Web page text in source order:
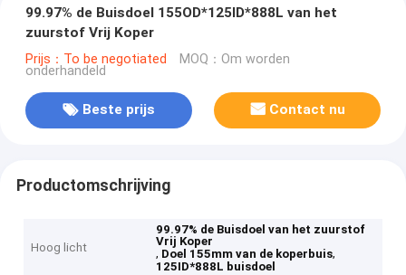
99.97% de Buisdoel 155OD*125ID*888L van het
zuurstof Vrij Koper
Prijs：To be negotiated MOQ：Om worden
onderhandeld
Beste prijs Contact nu
Productomschrijving
Hoog licht
99.97% de Buisdoel van het zuurstof
Vrij Koper
, Doel 155mm van de koperbuis,
125ID*888L buisdoel